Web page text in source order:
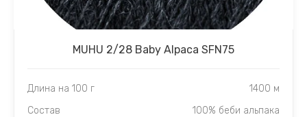
MUHU 2/28 Baby Alpaca SFN75
Длина на 100 г
1400 м
Состав
100% беби альпака